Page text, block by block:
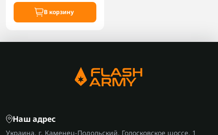
В корзину
Наш адрес
Украина, г. Каменец-Подольский, Голосковское шоссе, 1